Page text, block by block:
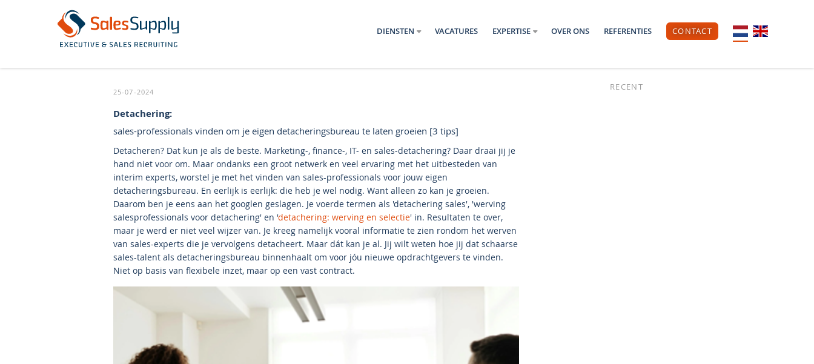
DIENSTEN VACATURES EXPERTISE OVER ONS REFERENTIES CONTACT
25-07-2024
Detachering:
sales-professionals vinden om je eigen detacheringsbureau te laten groeien [3 tips]
Detacheren? Dat kun je als de beste. Marketing-, finance-, IT- en sales-detachering? Daar draai jij je
hand niet voor om. Maar ondanks een groot netwerk en veel ervaring met het uitbesteden van
interim experts, worstel je met het vinden van sales-professionals voor jouw eigen
detacheringsbureau. En eerlijk is eerlijk: die heb je wel nodig. Want alleen zo kan je groeien.
Daarom ben je eens aan het googlen geslagen. Je voerde termen als 'detachering sales', 'werving
salesprofessionals voor detachering' en 'detachering: werving en selectie' in. Resultaten te over,
maar je werd er niet veel wijzer van. Je kreeg namelijk vooral informatie te zien rondom het werven
van sales-experts die je vervolgens detacheert. Maar dát kan je al. Jij wilt weten hoe jij dat schaarse
sales-talent als detacheringsbureau binnenhaalt om voor jóu nieuwe opdrachtgevers te vinden.
Niet op basis van flexibele inzet, maar op een vast contract.
RECENT